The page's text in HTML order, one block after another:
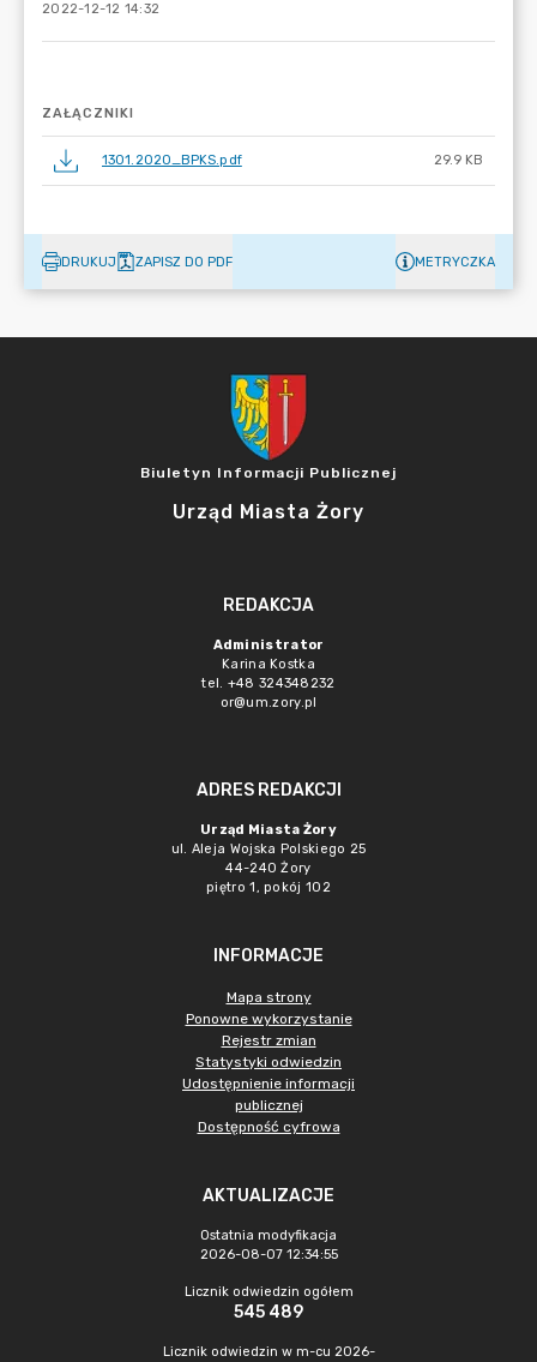
2022-12-12 14:32
ZAŁĄCZNIKI
1301.2020_BPKS.pdf 29.9 KB
DRUKUJ ZAPISZ DO PDF METRYCZKA
Biuletyn Informacji Publicznej
Urząd Miasta Żory
REDAKCJA
Administrator
Karina Kostka
tel. +48 324348232
or@um.zory.pl
ADRES REDAKCJI
Urząd Miasta Żory
ul. Aleja Wojska Polskiego 25
44-240 Żory
piętro 1, pokój 102
INFORMACJE
Mapa strony
Ponowne wykorzystanie
Rejestr zmian
Statystyki odwiedzin
Udostępnienie informacji
publicznej
Dostępność cyfrowa
AKTUALIZACJE
Ostatnia modyfikacja
2026-08-07 12:34:55
Licznik odwiedzin ogółem
545 489
Licznik odwiedzin w m-cu 2026-